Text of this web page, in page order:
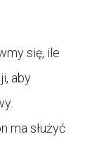
się, ile
aby
ma służyć